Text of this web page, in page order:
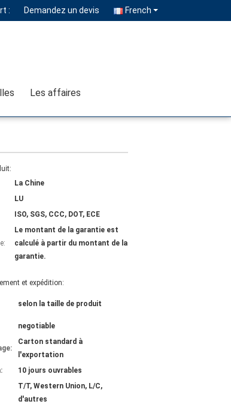
: Demandez un devis French
Les affaires
La Chine
LU
ISO, SGS, CCC, DOT, ECE
Le montant de la garantie est
calculé à partir du montant de la
garantie.
et expédition:
selon la taille de produit
negotiable
Carton standard à
l'exportation
10 jours ouvrables
T/T, Western Union, L/C,
d'autres